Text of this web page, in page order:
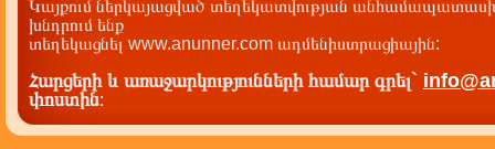
Կայքում ներկայացված տեղեկատվության
խնդրում ենք
տեղեկացնել www.anunner.com ադմենիստրացիային:
Հարցերի և առաջարկությունների համար գրել`
փոստին: